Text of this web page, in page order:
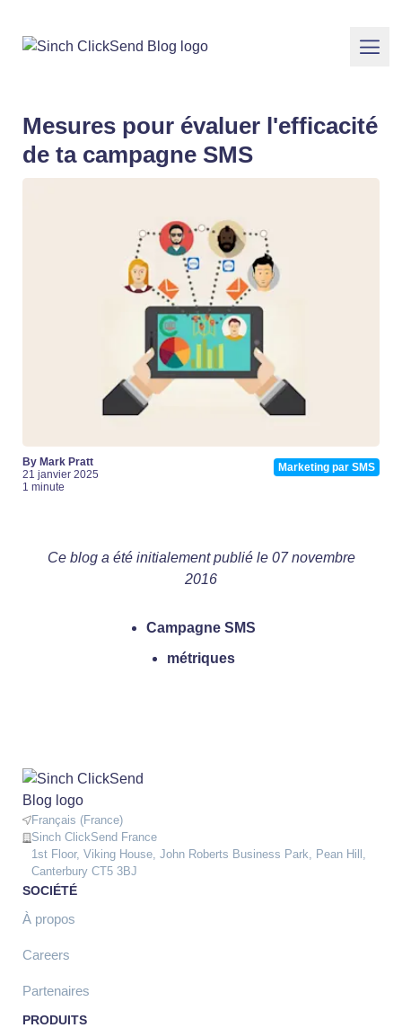
Mesures pour évaluer l'efficacité
de ta campagne SMS
By Mark Pratt
21 janvier 2025
1 minute
Marketing par SMS
Ce blog a été initialement publié le 07 novembre
2016
Campagne SMS
métriques
Français (France)
Sinch ClickSend France
1st Floor, Viking House, John Roberts Business Park, Pean Hill,
Canterbury CT5 3BJ
SOCIÉTÉ
À propos
Careers
Partenaires
PRODUITS